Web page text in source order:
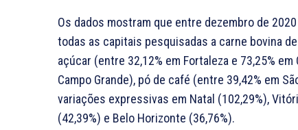
Os dados mostram que entre dezembro de
todas as capitais pesquisadas a carne bovina
açúcar (entre 32,12% em Fortaleza e 73,25%
Campo Grande), pó de café (entre 39,42% em
variações expressivas em Natal (102,29%),
(42,39%) e Belo Horizonte (36,76%).